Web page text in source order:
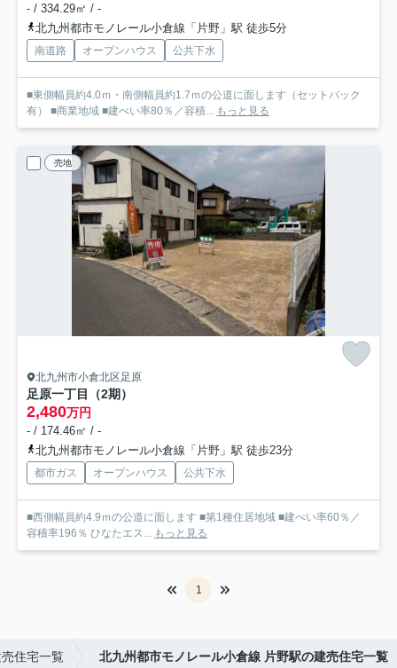
- / 334.29㎡ / -
北九州都市モノレール小倉線「片野」駅 徒歩5分
南道路 オープンハウス 公共下水
■東側幅員約4.0ｍ・南側幅員約1.7ｍの公道に面します（セットバック
有） ■商業地域 ■建ぺい率80％／容積... もっと見る
売地
北九州市小倉北区足原
足原一丁目（2期）
2,480万円
- / 174.46㎡ / -
北九州都市モノレール小倉線「片野」駅 徒歩23分
都市ガス オープンハウス 公共下水
■西側幅員約4.9ｍの公道に面します ■第1種住居地域 ■建ぺい率60％／
容積率196％ ひなたエス... もっと見る
1
住宅一覧 北九州都市モノレール小倉線 片野駅の建売住宅一覧